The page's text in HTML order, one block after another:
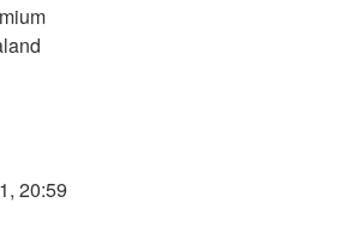
20:59